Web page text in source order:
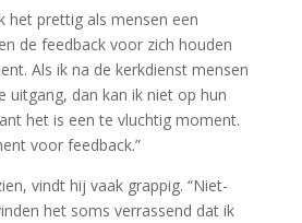
het prettig als mensen een
de feedback voor zich houden
Als ik na de kerkdienst mensen
uitgang, dan kan ik niet op hun
het is een te vluchtig moment.
voor feedback.”
vindt hij vaak grappig. “Niet-
het soms verrassend dat ik